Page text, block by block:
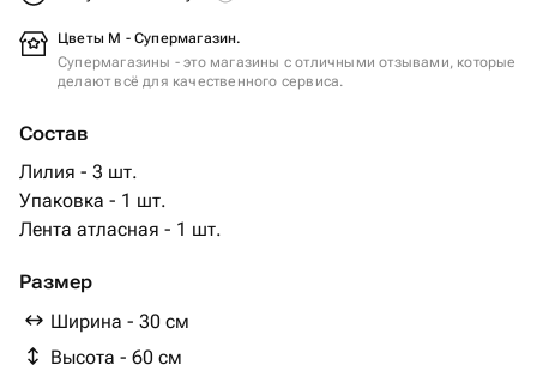
Цветы М - Супермагазин.
Супермагазины - это магазины с отличными отзывами, которые
делают всё для качественного сервиса.
Состав
Лилия - 3 шт.
Упаковка - 1 шт.
Лента атласная - 1 шт.
Размер
Ширина - 30 см
Высота - 60 см